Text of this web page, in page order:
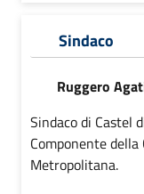
Sindaco
Ruggero
Sindaco di Castel
Componente della
Metropolitana.